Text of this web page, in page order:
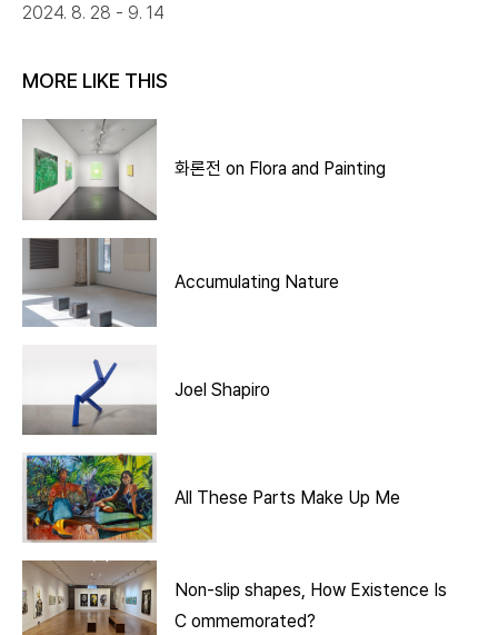
2024. 8. 28 - 9. 14
MORE LIKE THIS
화론전 on Flora and Painting
Accumulating Nature
Joel Shapiro
All These Parts Make Up Me
Non-slip shapes, How Existence Is
C ommemorated?